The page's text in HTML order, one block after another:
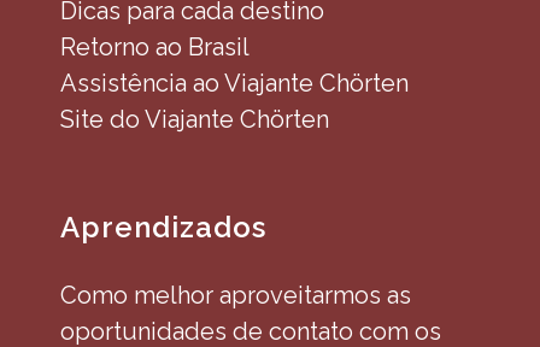
Dicas para cada destino
Retorno ao Brasil
Assistência ao Viajante Chörten
Site do Viajante Chörten
Aprendizados
Como melhor aproveitarmos as
oportunidades de contato com os